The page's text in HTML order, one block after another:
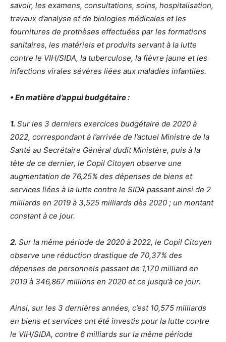
savoir, les examens, consultations, soins, hospitalisation,
travaux d’analyse et de biologies médicales et les
fournitures de prothèses effectuées par les formations
sanitaires, les matériels et produits servant à la lutte
contre le VIH/SIDA, la tuberculose, la fièvre jaune et les
infections virales sévères liées aux maladies infantiles.
• En matière d’appui budgétaire :
1. Sur les 3 derniers exercices budgétaire de 2020 à
2022, correspondant à l’arrivée de l’actuel Ministre de la
Santé au Secrétaire Général dudit Ministère, puis à la
tête de ce dernier, le Copil Citoyen observe une
augmentation de 76,25% des dépenses de biens et
services liées à la lutte contre le SIDA passant ainsi de 2
milliards en 2019 à 3,525 milliards dès 2020 ; un montant
constant à ce jour.
2. Sur la même période de 2020 à 2022, le Copil Citoyen
observe une réduction drastique de 70,37% des
dépenses de personnels passant de 1,170 milliard en
2019 à 346,867 millions en 2020 et ce jusqu’à ce jour.
Ainsi, sur les 3 dernières années, c’est 10,575 milliards
en biens et services ont été investis pour la lutte contre
le VIH/SIDA, contre 6 milliards sur la même période